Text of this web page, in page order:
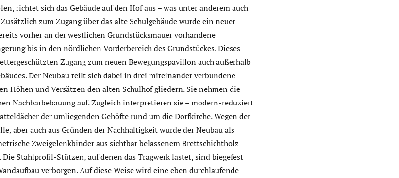
richtet sich das Gebäude auf den Hof aus – was unter anderem auch
zum Zugang über das alte Schulgebäude wurde ein neuer
vorher an der westlichen Grundstücksmauer vorhandene
bis in den nördlichen Vorderbereich des Grundstückes. Dieses
Zugang zum neuen Bewegungspavillon auch außerhalb
Der Neubau teilt sich dabei in drei miteinander verbundene
Höhen und Versätzen den alten Schulhof gliedern. Sie nehmen die
Nachbarbebauung auf. Zugleich interpretieren sie – modern-reduziert
der umliegenden Gehöfte rund um die Dorfkirche. Wegen der
aber auch aus Gründen der Nachhaltigkeit wurde der Neubau als
Zweigelenkbinder aus sichtbar belassenem Brettschichtholz
Stahlprofil-Stützen, auf denen das Tragwerk lastet, sind biege­fest
verborgen. Auf diese Weise wird eine eben durchlaufende